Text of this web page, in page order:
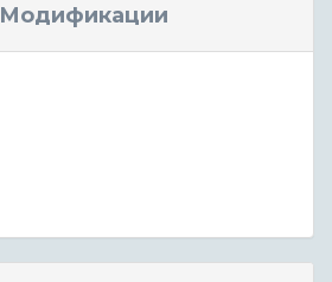
Модификации